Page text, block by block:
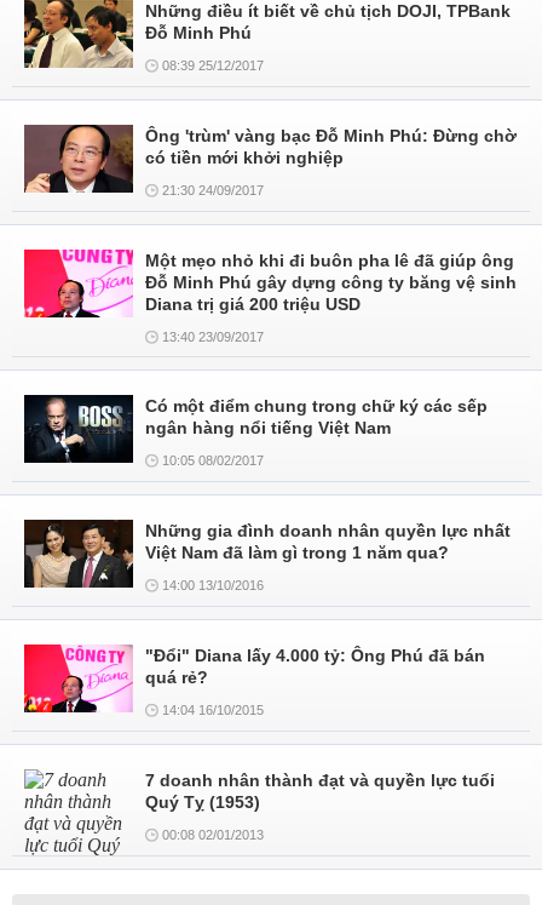
Những điều ít biết về chủ tịch DOJI, TPBank
Đỗ Minh Phú
08:39 25/12/2017
Ông 'trùm' vàng bạc Đỗ Minh Phú: Đừng chờ
có tiền mới khởi nghiệp
21:30 24/09/2017
Một mẹo nhỏ khi đi buôn pha lê đã giúp ông
Đỗ Minh Phú gây dựng công ty băng vệ sinh
Diana trị giá 200 triệu USD
13:40 23/09/2017
Có một điểm chung trong chữ ký các sếp
ngân hàng nổi tiếng Việt Nam
10:05 08/02/2017
Những gia đình doanh nhân quyền lực nhất
Việt Nam đã làm gì trong 1 năm qua?
14:00 13/10/2016
"Đổi" Diana lấy 4.000 tỷ: Ông Phú đã bán
quá rẻ?
14:04 16/10/2015
7 doanh nhân thành đạt và quyền lực tuổi
Quý Tỵ (1953)
00:08 02/01/2013